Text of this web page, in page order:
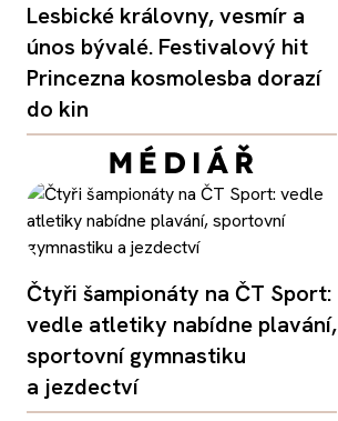
Lesbické královny, vesmír a
únos bývalé. Festivalový hit
Princezna kosmolesba dorazí
do kin
Čtyři šampionáty na ČT Sport:
vedle atletiky nabídne plavání,
sportovní gymnastiku
a jezdectví